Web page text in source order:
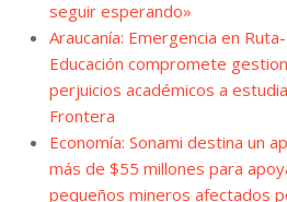
seguir esperando»
Araucanía: Emergencia en
Educación compromete
perjuicios académicos a
Frontera
Economía: Sonami destina un
más de $55 millones para
pequeños mineros afectados